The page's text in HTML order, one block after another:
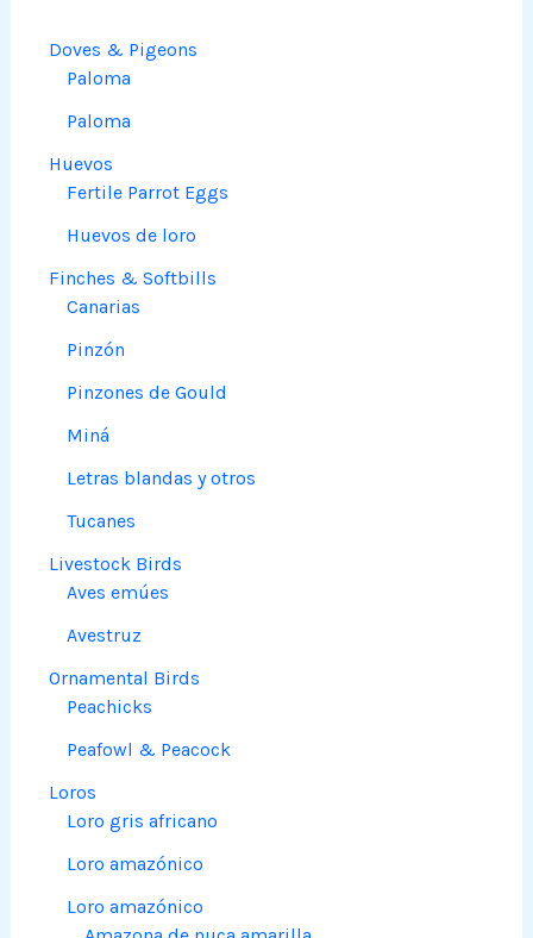
Doves & Pigeons
Paloma
Paloma
Huevos
Fertile Parrot Eggs
Huevos de loro
Finches & Softbills
Canarias
Pinzón
Pinzones de Gould
Miná
Letras blandas y otros
Tucanes
Livestock Birds
Aves emúes
Avestruz
Ornamental Birds
Peachicks
Peafowl & Peacock
Loros
Loro gris africano
Loro amazónico
Loro amazónico